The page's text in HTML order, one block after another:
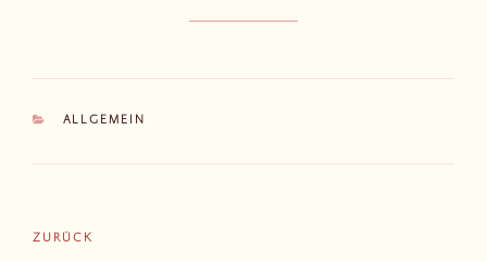
KATEGORIEN
ALLGEMEIN
Beitragsnavigation
Vorheriger
ZURÜCK